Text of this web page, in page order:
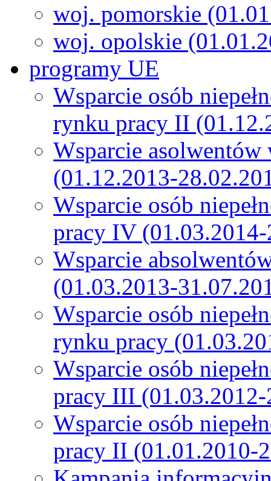
woj. pomorskie
woj. opolskie
programy UE
Wsparcie osób
rynku pracy II
Wsparcie
(01.12.2013-
Wsparcie osób
pracy IV
Wsparcie
(01.03.2013-
Wsparcie osób
rynku pracy
Wsparcie osób
pracy III
Wsparcie osób
pracy II (01.01.2010-